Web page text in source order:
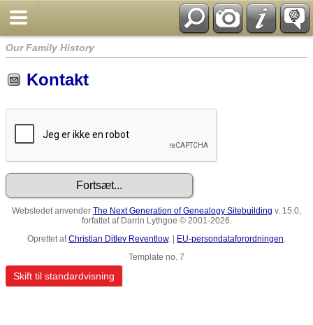
Our Family History
Kontakt
Webstedet anvender The Next Generation of Genealogy Sitebuilding v. 15.0,
forfattet af Darrin Lythgoe © 2001-2026.
Oprettet afChristian Ditlev Reventlow. | EU-persondataforordningen.
Template no. 7
Skift til standardvisning